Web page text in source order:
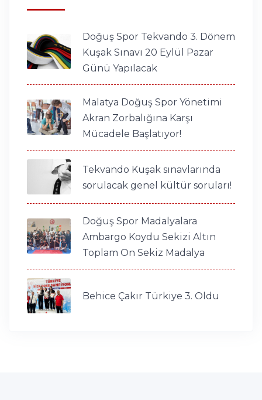
Doğuş Spor Tekvando 3. Dönem
Kuşak Sınavı 20 Eylül Pazar
Günü Yapılacak
Malatya Doğuş Spor Yönetimi
Akran Zorbalığına Karşı
Mücadele Başlatıyor!
Tekvando Kuşak sınavlarında
sorulacak genel kültür soruları!
Doğuş Spor Madalyalara
Ambargo Koydu Sekizi Altın
Toplam On Sekiz Madalya
Behice Çakır Türkiye 3. Oldu